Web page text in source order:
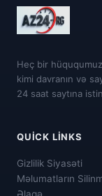
Heç bir
kimi davranın və
24 saat saytına
QUICK LINKS
Gizlilik Siyasəti
Məlumatların